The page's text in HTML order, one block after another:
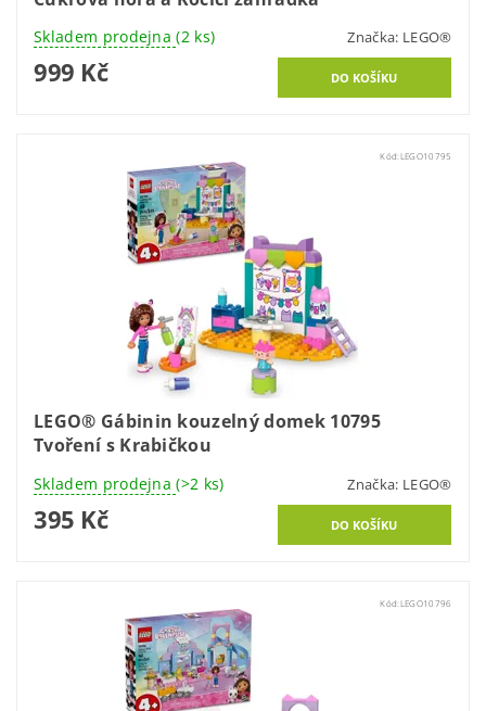
Skladem prodejna(2 ks) Značka: LEGO®
999 Kč
Kód:LEGO10795
LEGO® Gábinin kouzelný domek 10795
Tvoření s Krabičkou
Skladem prodejna(>2 ks) Značka: LEGO®
395 Kč
Kód: LEGO10796